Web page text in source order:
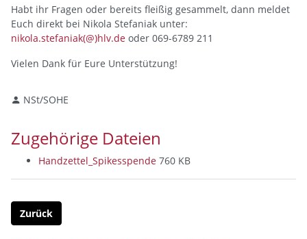
Habt ihr Fragen oder bereits fleißig gesammelt, dann meldet
Euch direkt bei Nikola Stefaniak unter:
nikola.stefaniak(@)hlv.de oder 069-6789 211
Vielen Dank für Eure Unterstützung!
NSt/SOHE
Zugehörige Dateien
Handzettel_Spikesspende 760 KB
Zurück